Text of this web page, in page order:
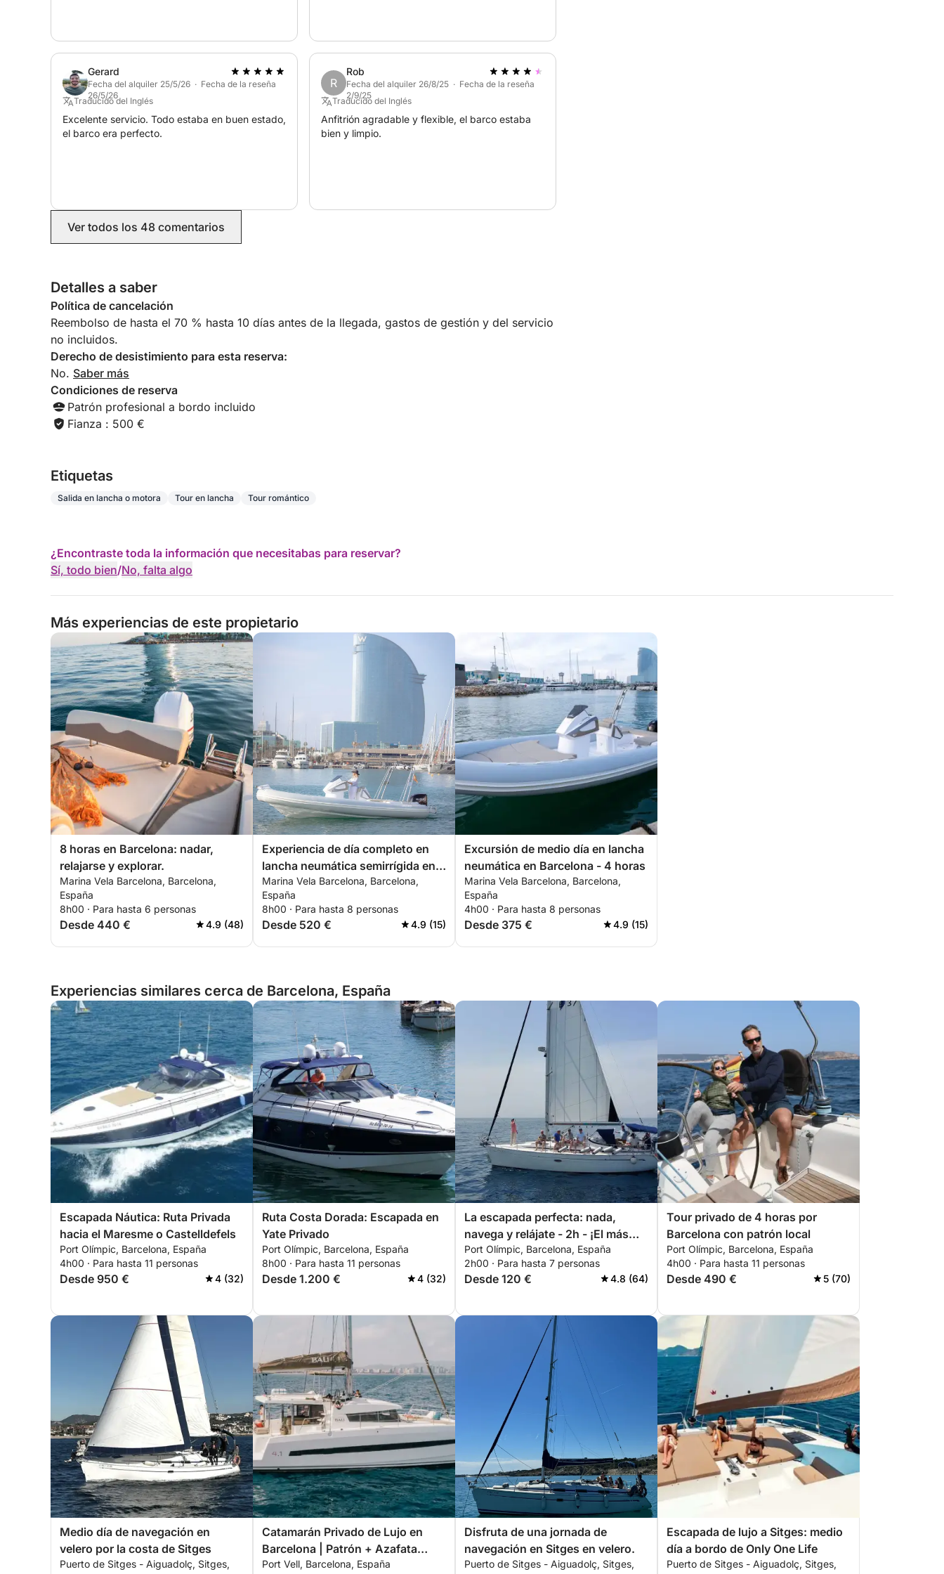
Gerard
Fecha del alquiler 25/5/26 · Fecha de la reseña
26/5/26
Traducido del Inglés
Excelente servicio. Todo estaba en buen estado,
el barco era perfecto.
R
Rob
Fecha del alquiler 26/8/25 · Fecha de la reseña
2/9/25
Traducido del Inglés
Anfitrión agradable y flexible, el barco estaba
bien y limpio.
Ver todos los 48 comentarios
Detalles a saber
Política de cancelación
Reembolso de hasta el 70 % hasta 10 días antes de la llegada, gastos de gestión y del servicio
no incluidos.
Derecho de desistimiento para esta reserva:
No. Saber más
Condiciones de reserva
Patrón profesional a bordo incluido
Fianza : 500 €
Etiquetas
Salida en lancha o motora Tour en lancha Tour romántico
¿Encontraste toda la información que necesitabas para reservar?
Sí, todo bien/No, falta algo
Más experiencias de este propietario
8 horas en Barcelona: nadar,
relajarse y explorar.
Marina Vela Barcelona, Barcelona,
España
8h00 · Para hasta 6 personas
Desde 440 € 4.9 (48)
Experiencia de día completo en
lancha neumática semirrígida en
Barcelona - 8 horas
Marina Vela Barcelona, Barcelona,
España
8h00 · Para hasta 8 personas
Desde 520 € 4.9 (15)
Excursión de medio día en lancha
neumática en Barcelona - 4 horas
Marina Vela Barcelona, Barcelona,
España
4h00 · Para hasta 8 personas
Desde 375 € 4.9 (15)
Experiencias similares cerca de Barcelona, España
Escapada Náutica: Ruta Privada
hacia el Maresme o Castelldefels
Port Olímpic, Barcelona, España
4h00 · Para hasta 11 personas
Desde 950 € 4 (32)
Ruta Costa Dorada: Escapada en
Yate Privado
Port Olímpic, Barcelona, España
8h00 · Para hasta 11 personas
Desde 1.200 € 4 (32)
La escapada perfecta: nada,
navega y relájate - 2h - ¡El más
vendido!
Port Olímpic, Barcelona, España
2h00 · Para hasta 7 personas
Desde 120 € 4.8 (64)
Tour privado de 4 horas por
Barcelona con patrón local
Port Olímpic, Barcelona, España
4h00 · Para hasta 11 personas
Desde 490 € 5 (70)
Medio día de navegación en
velero por la costa de Sitges
Puerto de Sitges - Aiguadolç, Sitges,
Catamarán Privado de Lujo en
Barcelona | Patrón + Azafata
incluidos
Port Vell, Barcelona, España
Disfruta de una jornada de
navegación en Sitges en velero.
Puerto de Sitges - Aiguadolç, Sitges,
Escapada de lujo a Sitges: medio
día a bordo de Only One Life
Puerto de Sitges - Aiguadolç, Sitges,